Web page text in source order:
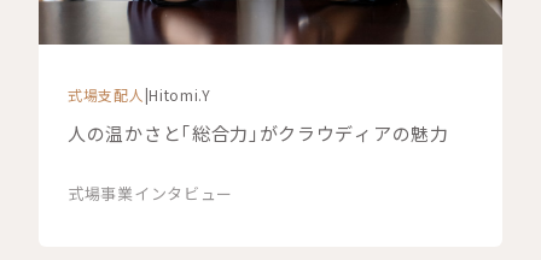
式場支配人 |Hitomi.Y
人の温かさと「総合力」がクラウディアの魅力
式場事業インタビュー